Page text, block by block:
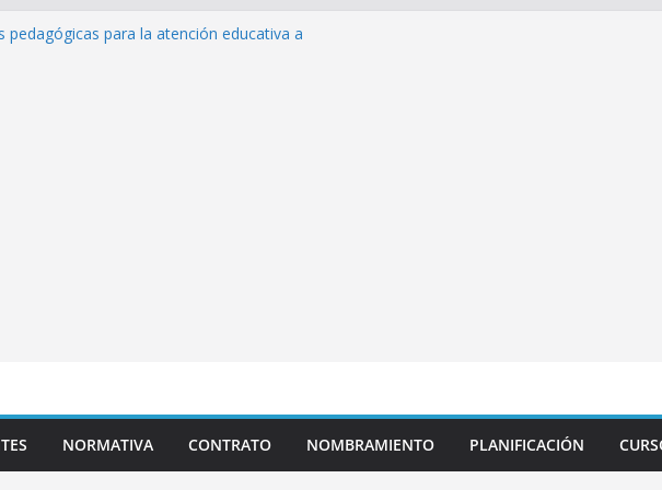
pedagógicas para la atención educativa a
NORMATIVA CONTRATO NOMBRAMIENTO PLANIFICACIÓN